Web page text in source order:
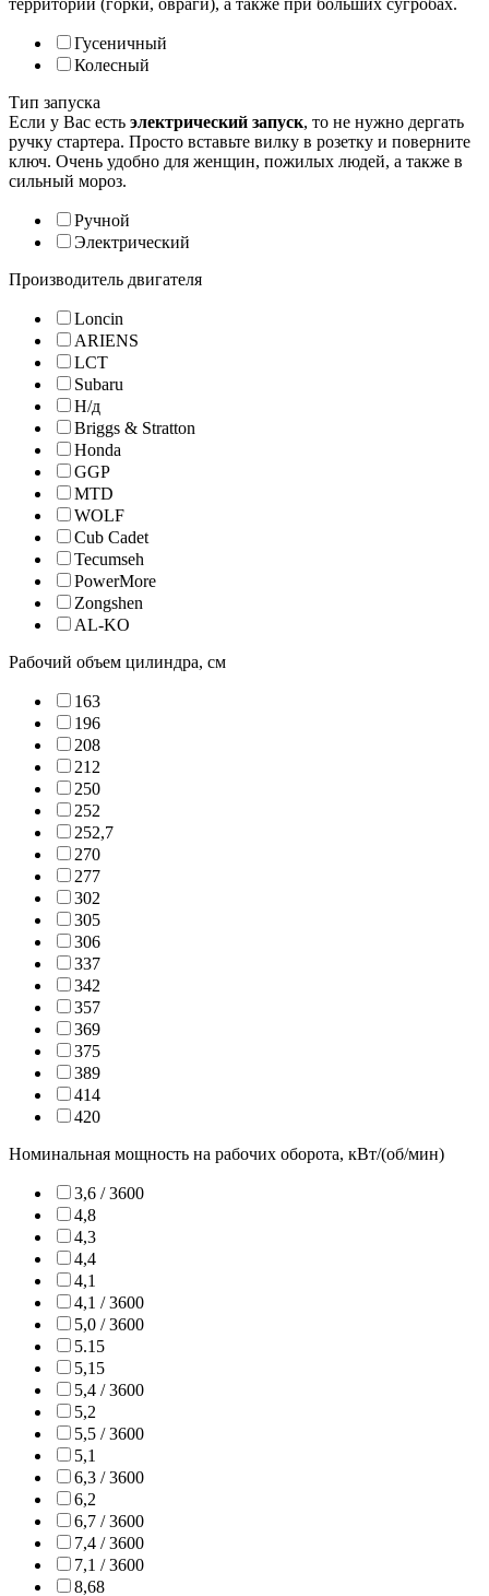
Гусеничный
Колесный
Тип запуска
Если у Вас есть электрический запуск, то не нужно дергать
ручку стартера. Просто вставьте вилку в розетку и поверните
ключ. Очень удобно для женщин, пожилых людей, а также в
сильный мороз.
Ручной
Электрический
Производитель двигателя
Loncin
ARIENS
LCT
Subaru
Н/д
Briggs & Stratton
Honda
GGP
MTD
WOLF
Cub Cadet
Tecumseh
PowerMore
Zongshen
AL-KO
Рабочий объем цилиндра, см
163
196
208
212
250
252
252,7
270
277
302
305
306
337
342
357
369
375
389
414
420
Номинальная мощность на рабочих оборота, кВт/(об/мин)
3,6 / 3600
4,8
4,3
4,4
4,1
4,1 / 3600
5,0 / 3600
5.15
5,15
5,4 / 3600
5,2
5,5 / 3600
5,1
6,3 / 3600
6,2
6,7 / 3600
7,4 / 3600
7,1 / 3600
8,68